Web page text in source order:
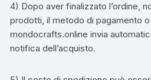
4) Dopo aver finalizzato l’ordine,
prodotti, il metodo di pagamento o
mondocrafts.online invia
notifica dell’acquisto.